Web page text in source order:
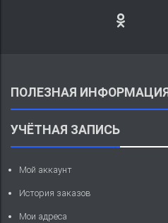
ПОЛЕЗНАЯ
УЧЁТНАЯ ЗАПИСЬ
Мой аккаунт
История заказов
Мои адреса